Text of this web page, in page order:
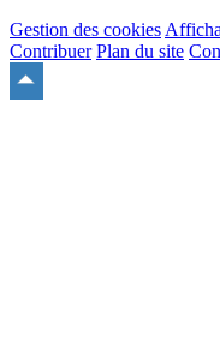
Gestion des cookies
Contribuer Plan du site